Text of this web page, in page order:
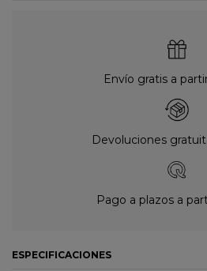
Envío gratis a
Devoluciones
Pago a plazos a
ESPECIFICACIONES